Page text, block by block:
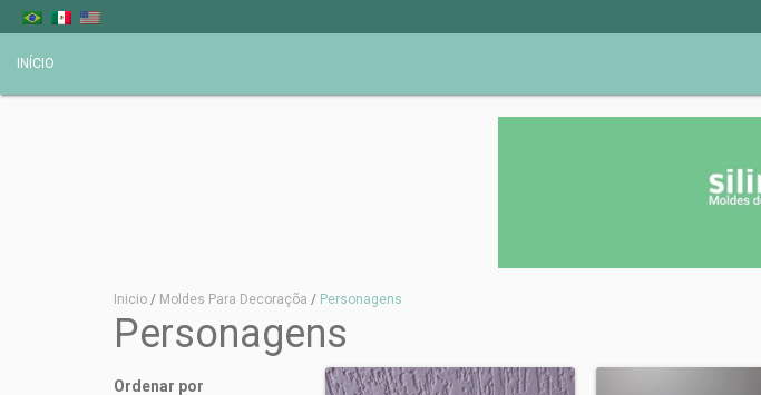
INÍCIO
Inicio / Moldes Para Decoraçõa / Personagens
Personagens
Ordenar por